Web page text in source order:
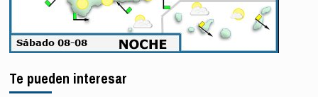
Te pueden interesar